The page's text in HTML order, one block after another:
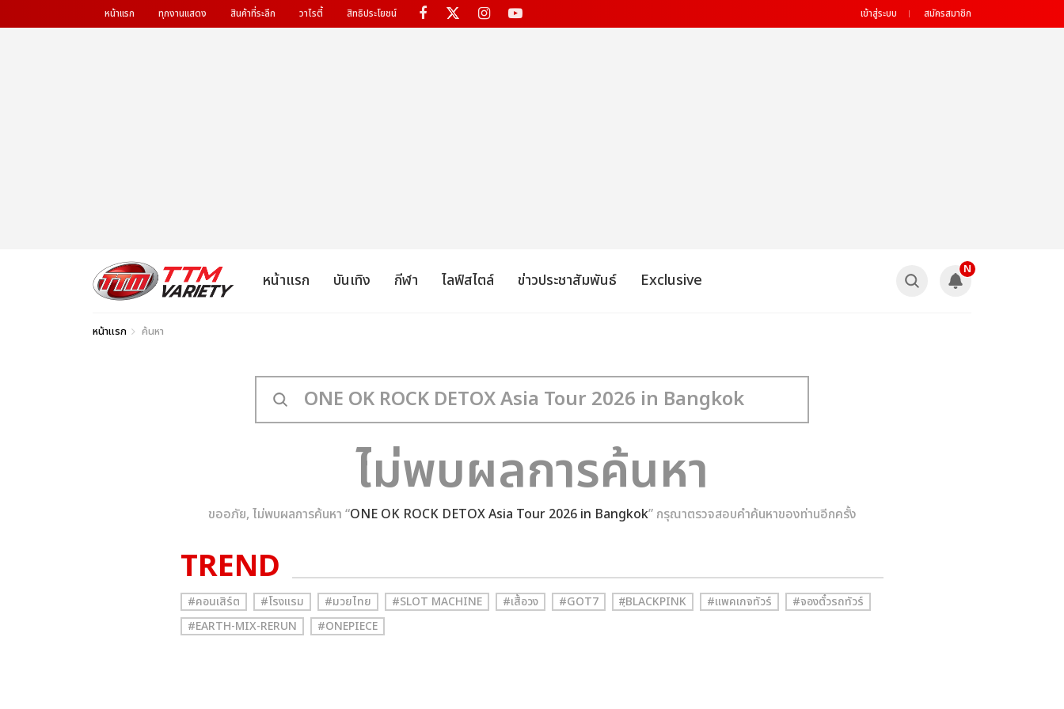
หน้าแรก ทุกงานแสดง สินค้าที่ระลึก วาไรตี้ สิทธิประโยชน์ เข้าสู่ระบบ สมัครสมาชิก
หน้าแรก บันเทิง กีฬา ไลฟ์สไตล์ ข่าวประชาสัมพันธ์ Exclusive
N
หน้าแรก ค้นหา
ไม่พบผลการค้นหา
ขออภัย, ไม่พบผลการค้นหา “ONE OK ROCK DETOX Asia Tour 2026 in Bangkok” กรุณาตรวจสอบคำค้นหาของท่านอีกครั้ง
TREND
#คอนเสิร์ต #โรงแรม #มวยไทย #SLOT MACHINE #เสื้อวง #GOT7 #ฺBLACKPINK #แพคเกจทัวร์
#จองตั๋วรถทัวร์
#EARTH-MIX-RERUN
#ONEPIECE